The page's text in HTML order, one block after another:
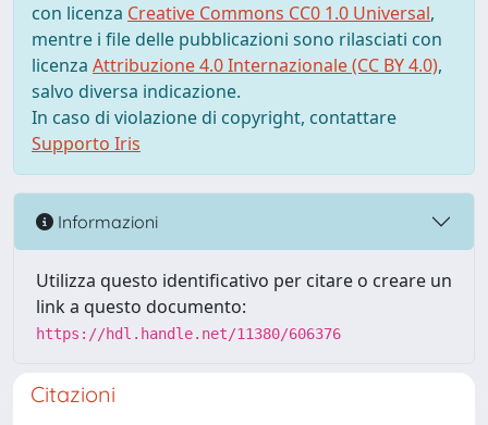
con licenza Creative Commons CC0 1.0 Universal,
mentre i file delle pubblicazioni sono rilasciati con
licenza Attribuzione 4.0 Internazionale (CC BY 4.0),
salvo diversa indicazione.
In caso di violazione di copyright, contattare
Supporto Iris
Informazioni
Utilizza questo identificativo per citare o creare un
link a questo documento:
https://hdl.handle.net/11380/606376
Citazioni